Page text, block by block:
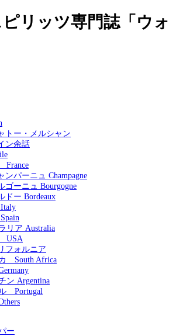
リッツ専門誌「ウォ
トー・メルシャン
ン余話
France
ンパーニュ Champagne
ゴーニュ Bourgogne
ドー Bordeaux
リア Australia
USA
フォルニア
South Africa
ン Argentina
Portugal
ー